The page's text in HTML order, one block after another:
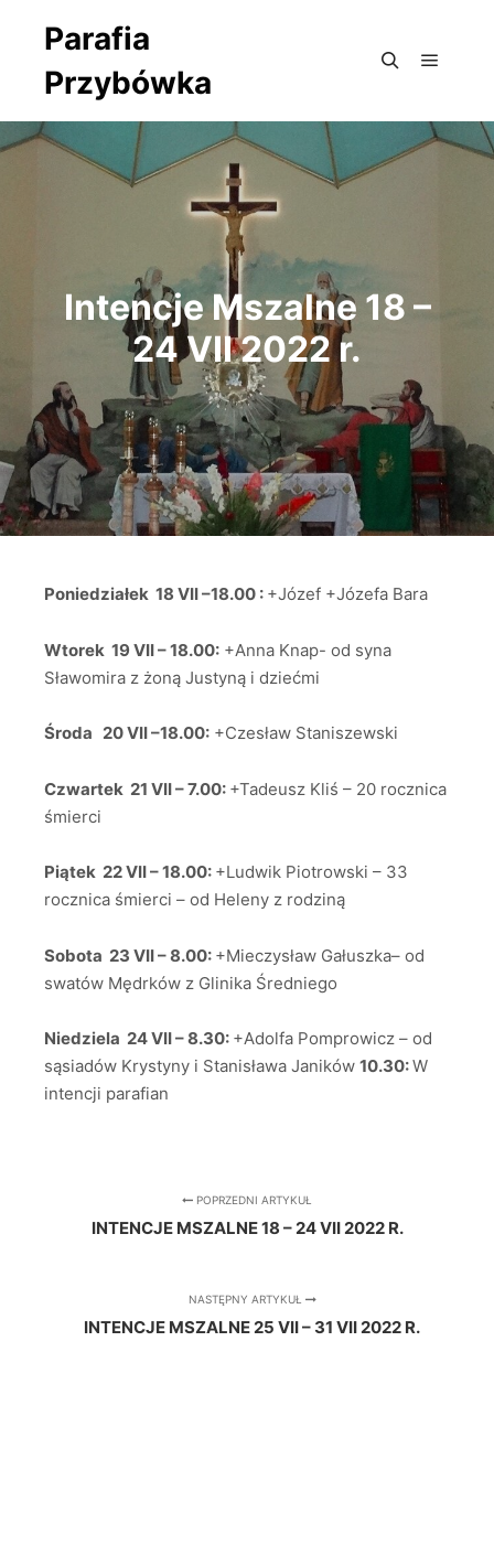
Parafia
Przybówka
Intencje Mszalne 18 –
24 VII 2022 r.
Poniedziałek 18 VII –18.00 : +Józef +Józefa Bara
Wtorek 19 VII – 18.00: +Anna Knap- od syna
Sławomira z żoną Justyną i dziećmi
Środa 20 VII –18.00: +Czesław Staniszewski
Czwartek 21 VII – 7.00: +Tadeusz Kliś – 20 rocznica
śmierci
Piątek 22 VII – 18.00: +Ludwik Piotrowski – 33
rocznica śmierci – od Heleny z rodziną
Sobota 23 VII – 8.00: +Mieczysław Gałuszka– od
swatów Mędrków z Glinika Średniego
Niedziela 24 VII – 8.30: +Adolfa Pomprowicz – od
sąsiadów Krystyny i Stanisława Janików 10.30:W
intencji parafian
POPRZEDNI ARTYKUŁ
INTENCJE MSZALNE 18 – 24 VII 2022 R.
NASTĘPNY ARTYKUŁ
INTENCJE MSZALNE 25 VII – 31 VII 2022 R.